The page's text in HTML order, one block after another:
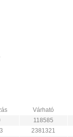
Várható
118585
2381321